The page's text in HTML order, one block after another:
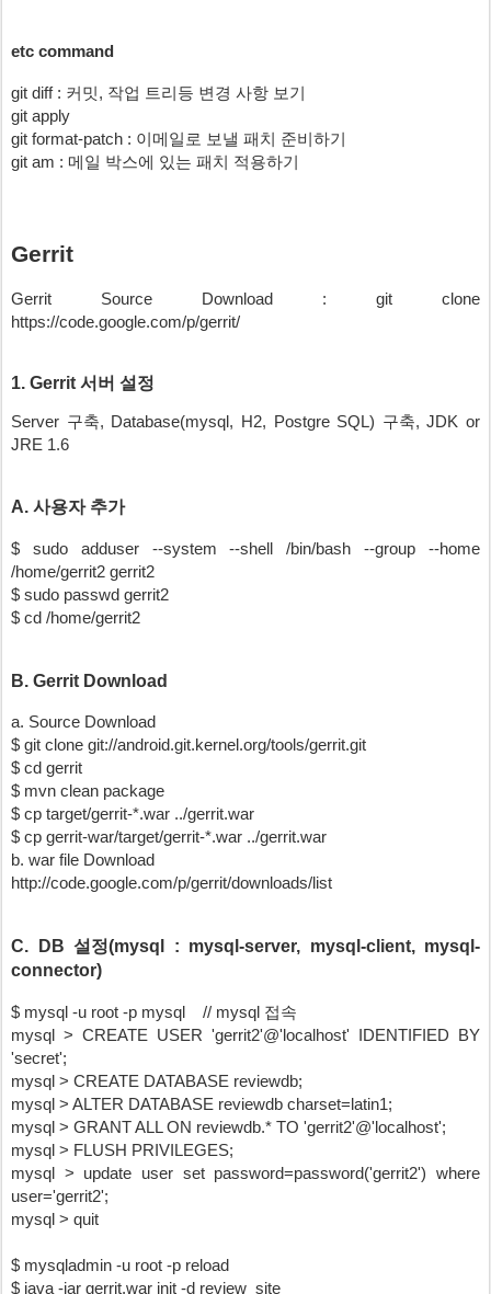
etc command
git diff : 커밋, 작업 트리등 변경 사항 보기
git apply
git format-patch : 이메일로 보낼 패치 준비하기
git am : 메일 박스에 있는 패치 적용하기
Gerrit
Gerrit Source Download : git clone
https://code.google.com/p/gerrit/
1. Gerrit 서버 설정
Server 구축, Database(mysql, H2, Postgre SQL) 구축, JDK or
JRE 1.6
A. 사용자 추가
$ sudo adduser --system --shell /bin/bash --group --home
/home/gerrit2 gerrit2
$ sudo passwd gerrit2
$ cd /home/gerrit2
B. Gerrit Download
a. Source Download
$ git clone git://android.git.kernel.org/tools/gerrit.git
$ cd gerrit
$ mvn clean package
$ cp target/gerrit-*.war ../gerrit.war
$ cp gerrit-war/target/gerrit-*.war ../gerrit.war
b. war file Download
http://code.google.com/p/gerrit/downloads/list
C. DB 설정(mysql : mysql-server, mysql-client, mysql-
connector)
$ mysql -u root -p mysql    // mysql 접속
mysql > CREATE USER 'gerrit2'@'localhost' IDENTIFIED BY
'secret';
mysql > CREATE DATABASE reviewdb;
mysql > ALTER DATABASE reviewdb charset=latin1;
mysql > GRANT ALL ON reviewdb.* TO 'gerrit2'@'localhost';
mysql > FLUSH PRIVILEGES;
mysql > update user set password=password('gerrit2') where
user='gerrit2';
mysql > quit
$ mysqladmin -u root -p reload
$ java -jar gerrit.war init -d review_site